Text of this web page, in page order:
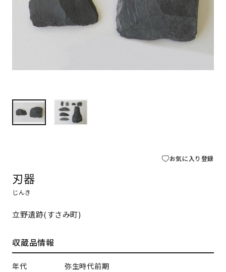
お気に入り登録
刃器
じんき
立野遺跡(すさみ町)
収蔵品情報
年代 弥生時代前期